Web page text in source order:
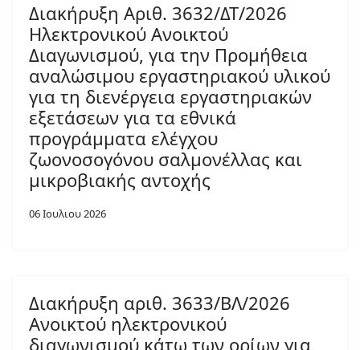
Διακήρυξη Αριθ. 3632/ΔΤ/2026
Ηλεκτρονικού Ανοικτού
Διαγωνισμού, για την Προμήθεια
αναλώσιμου εργαστηριακού υλικού
για τη διενέργεια εργαστηριακών
εξετάσεων για τα εθνικά
προγράμματα ελέγχου
ζωονοσογόνου σαλμονέλλας και
μικροβιακής αντοχής
06 Ιουλιου 2026
Διακήρυξη αριθ. 3633/ΒΛ/2026
Ανοικτού ηλεκτρονικού
διαγωνισμού κάτω των ορίων για